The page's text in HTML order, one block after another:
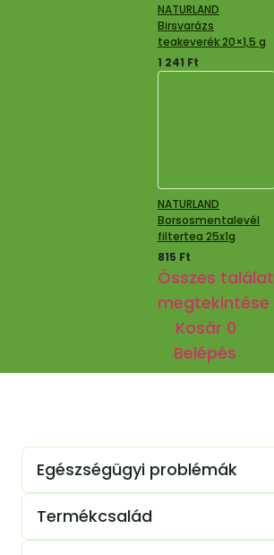
NATURLAND
Birsvarázs
teakeverék 20×1,5 g
1 241 Ft
NATURLAND
Borsosmentalevél
filtertea 25x1g
815 Ft
Összes találat
megtekintése
Kosár 0
Belépés
Egészségügyi problémák
Termékcsalád